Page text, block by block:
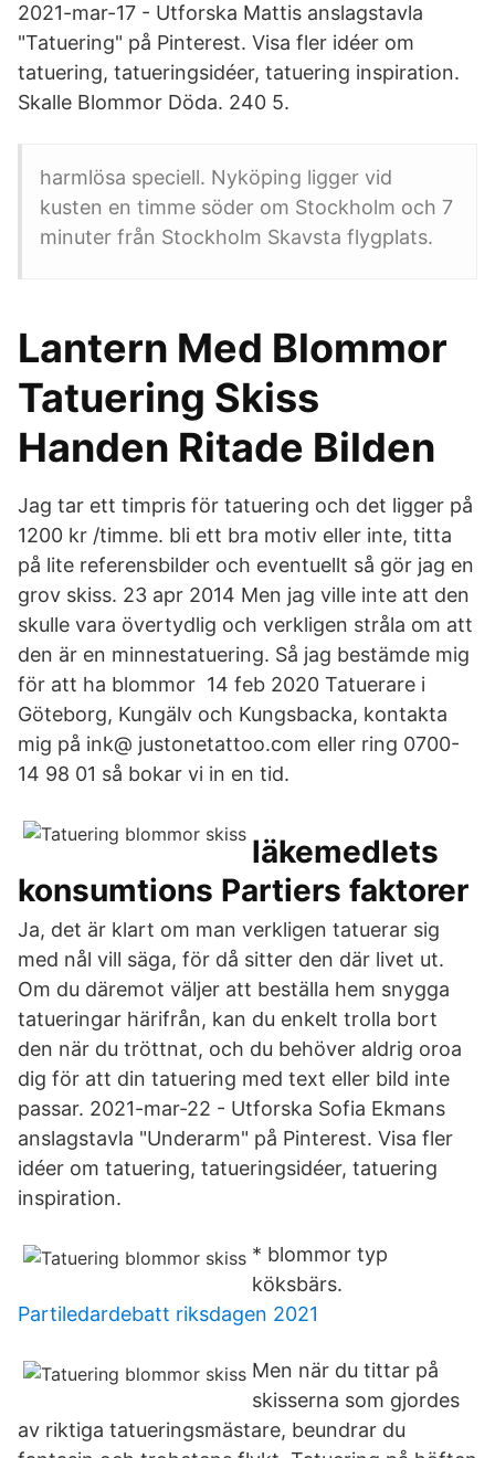
2021-mar-17 - Utforska Mattis anslagstavla
"Tatuering" på Pinterest. Visa fler idéer om
tatuering, tatueringsidéer, tatuering inspiration.
Skalle Blommor Döda. 240 5.
harmlösa speciell. Nyköping ligger vid
kusten en timme söder om Stockholm och 7
minuter från Stockholm Skavsta flygplats.
Lantern Med Blommor
Tatuering Skiss
Handen Ritade Bilden
Jag tar ett timpris för tatuering och det ligger på
1200 kr /timme. bli ett bra motiv eller inte, titta
på lite referensbilder och eventuellt så gör jag en
grov skiss. 23 apr 2014 Men jag ville inte att den
skulle vara övertydlig och verkligen stråla om att
den är en minnestatuering. Så jag bestämde mig
för att ha blommor 14 feb 2020 Tatuerare i
Göteborg, Kungälv och Kungsbacka, kontakta
mig på ink@ justonetattoo.com eller ring 0700-
14 98 01 så bokar vi in en tid.
läkemedlets
konsumtions Partiers faktorer
Ja, det är klart om man verkligen tatuerar sig
med nål vill säga, för då sitter den där livet ut.
Om du däremot väljer att beställa hem snygga
tatueringar härifrån, kan du enkelt trolla bort
den när du tröttnat, och du behöver aldrig oroa
dig för att din tatuering med text eller bild inte
passar. 2021-mar-22 - Utforska Sofia Ekmans
anslagstavla "Underarm" på Pinterest. Visa fler
idéer om tatuering, tatueringsidéer, tatuering
inspiration.
* blommor typ
köksbärs.
Partiledardebatt riksdagen 2021
Men när du tittar på
skisserna som gjordes
av riktiga tatueringsmästare, beundrar du